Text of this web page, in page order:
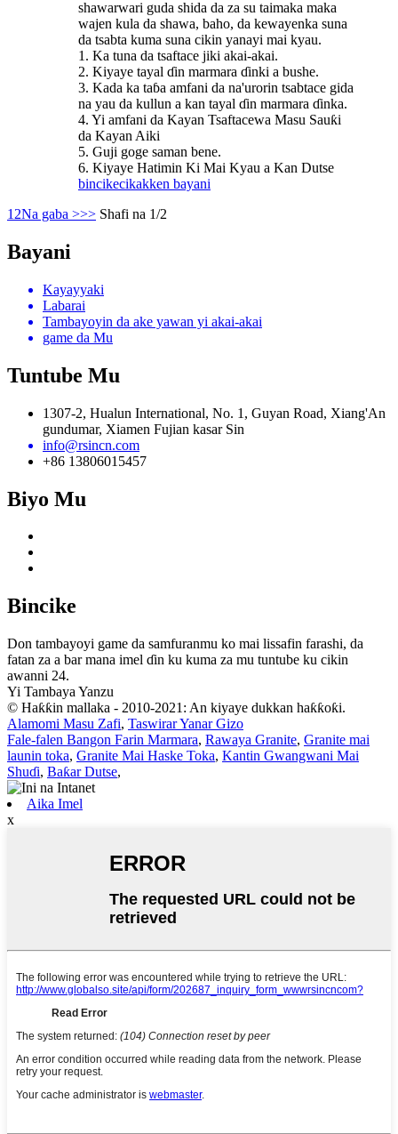
shawarwari guda shida da za su taimaka maka
wajen kula da shawa, baho, da kewayenka suna
da tsabta kuma suna cikin yanayi mai kyau.
1. Ka tuna da tsaftace jiki akai-akai.
2. Kiyaye tayal ɗin marmara ɗinki a bushe.
3. Kada ka taɓa amfani da na'urorin tsabtace gida
na yau da kullun a kan tayal ɗin marmara ɗinka.
4. Yi amfani da Kayan Tsaftacewa Masu Sauƙi
da Kayan Aiki
5. Guji goge saman bene.
6. Kiyaye Hatimin Ki Mai Kyau a Kan Dutse
bincikecikakken bayani
1 2Na gaba >>> Shafi na 1/2
Bayani
Kayayyaki
Labarai
Tambayoyin da ake yawan yi akai-akai
game da Mu
Tuntube Mu
1307-2, Hualun International, No. 1, Guyan Road, Xiang'An
gundumar, Xiamen Fujian kasar Sin
info@rsincn.com
+86 13806015457
Biyo Mu
Bincike
Don tambayoyi game da samfuranmu ko mai lissafin farashi, da
fatan za a bar mana imel ɗin ku kuma za mu tuntube ku cikin
awanni 24.
Yi Tambaya Yanzu
© Haƙƙin mallaka - 2010-2021: An kiyaye dukkan haƙƙoƙi.
Alamomi Masu Zafi, Taswirar Yanar Gizo
Fale-falen Bangon Farin Marmara, Rawaya Granite, Granite mai
launin toka, Granite Mai Haske Toka, Kantin Gwangwani Mai
Shuɗi, Baƙar Dutse,
Aika Imel
x